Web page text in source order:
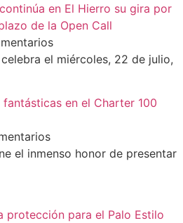
en El Hierro su gira por
de la Open Call
el miércoles, 22 de julio,
en el Charter 100
el inmenso honor de presentar
protección para el Palo Estilo